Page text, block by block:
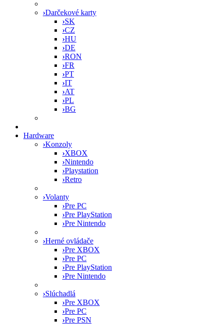
›Darčekové karty
›SK
›CZ
›HU
›DE
›RON
›FR
›PT
›IT
›AT
›PL
›BG
Hardware
›Konzoly
›XBOX
›Nintendo
›Playstation
›Retro
›Volanty
›Pre PC
›Pre PlayStation
›Pre Nintendo
›Herné ovládače
›Pre XBOX
›Pre PC
›Pre PlayStation
›Pre Nintendo
›Slúchadlá
›Pre XBOX
›Pre PC
›Pre PSN